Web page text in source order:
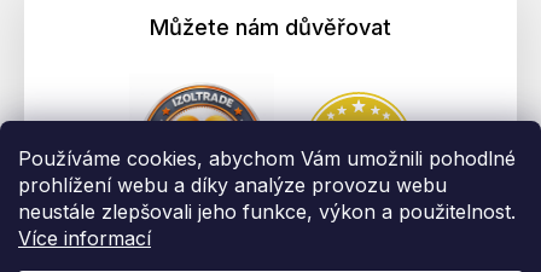
Používáme cookies, abychom Vám umožnili pohodlné
prohlížení webu a díky analýze provozu webu
neustále zlepšovali jeho funkce, výkon a použitelnost.
Více informací
Můžete nám důvěřovat